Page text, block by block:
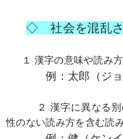
◇ 社会を混乱さ
１ 漢字の意味や読み方
例：太郎（ジ
２ 漢字に異なる別の
性のない読み方を含む読